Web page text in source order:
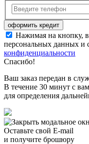
Нажимая на кнопку,
персональных данных и
конфиденциальности
Спасибо!
Ваш заказ передан в
В течение 30 минут с
для определения
Оставьте свой E-mail
и получите брошюру